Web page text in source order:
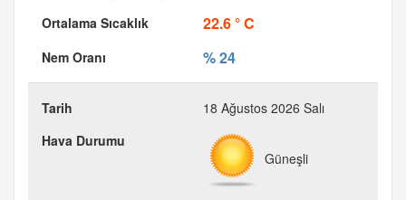
22.6 ° C
% 24
18 Ağustos 2026 Salı
Güneşli